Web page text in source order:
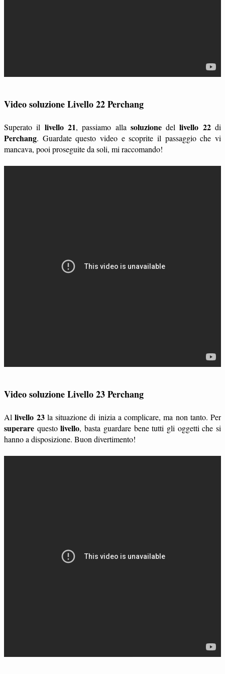
Video soluzione Livello 22 Perchang
Superato il livello 21, passiamo alla soluzionedellivello 22di
Perchang. Guardate questo video e scoprite il passaggio che vi
mancava, pooi proseguite da soli, mi raccomando!
Video soluzione Livello 23 Perchang
Allivello 23la situazione di inizia a complicare, ma non tanto. Per
superare questolivello, basta guardare bene tutti gli oggetti che si
hanno a disposizione. Buon divertimento!